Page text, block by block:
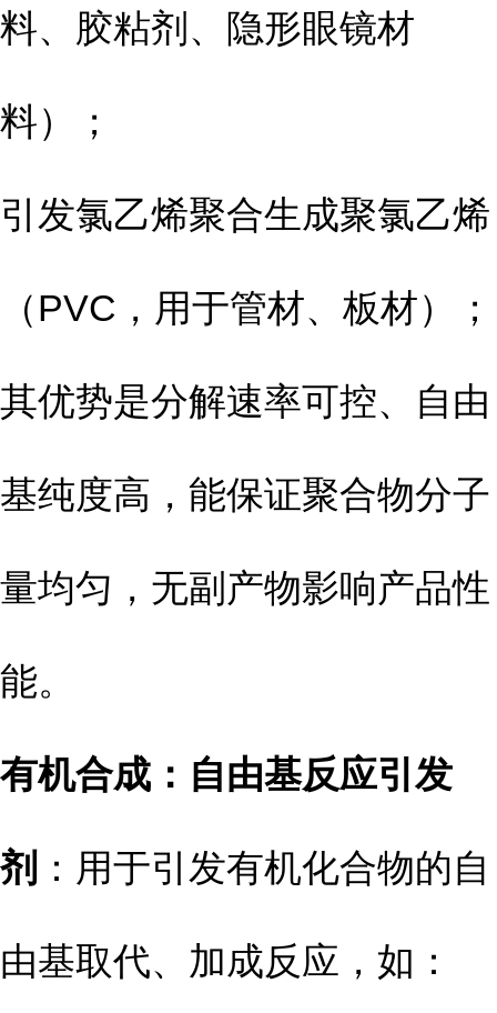
料、胶粘剂、隐形眼镜材
料）；
引发氯乙烯聚合生成聚氯乙烯
（PVC，用于管材、板材）；
其优势是分解速率可控、自由
基纯度高，能保证聚合物分子
量均匀，无副产物影响产品性
能。
有机合成：自由基反应引发
剂 ：用于引发有机化合物的自
由基取代、加成反应，如：